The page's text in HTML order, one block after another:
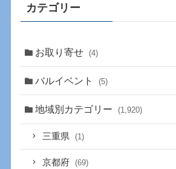
カテゴリー
お取り寄せ (4)
バルイベント (5)
地域別カテゴリー (1,920)
三重県 (1)
京都府 (69)